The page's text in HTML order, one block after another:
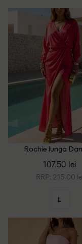
Rochie lunga
107.50 lei
RRP: 215.00
L